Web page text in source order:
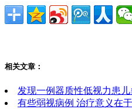
相关文章：
发现一例器质性低视力患
有些弱视病例 治疗意义在